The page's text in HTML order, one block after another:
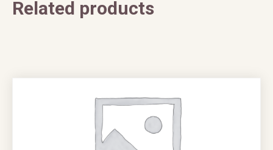
Related products